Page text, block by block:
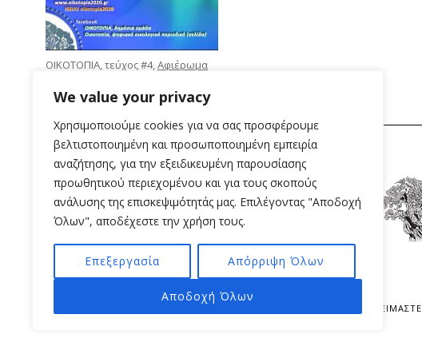
We value your privacy
Χρησιμοποιούμε cookies για να σας προσφέρουμε
βελτιστοποιημένη και προσωποποιημένη εμπειρία
αναζήτησης, για την εξειδικευμένη παρουσίασης
προωθητικού περιεχομένου και για τους σκοπούς
ανάλυσης της επισκεψιμότητάς μας. Επιλέγοντας "Αποδοχή
Όλων", αποδέχεστε την χρήση τους.
Επεξεργασία Απόρριψη Όλων
Αποδοχή Όλων
ΟΙΚΟΤΟΠΙΑ, τεύχος #4,Αφιέρωμα
ΠΟΙΟΙ ΕΙΜΑΣΤΕ